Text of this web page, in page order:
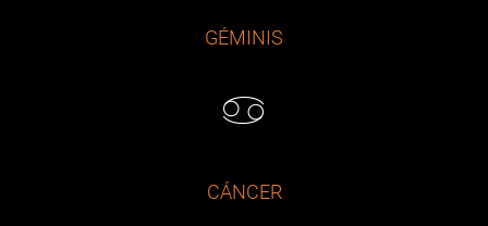
GÉMINIS
CÁNCER